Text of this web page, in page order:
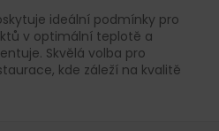
ideální podmínky pro
v optimální teplotě a
Skvělá volba pro
kde záleží na kvalitě